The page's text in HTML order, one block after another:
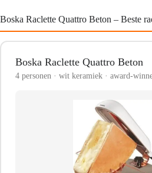
Boska Raclette Quattro Beton – Beste
Boska Raclette Quattro Beton
4 personen · wit keramiek · award-